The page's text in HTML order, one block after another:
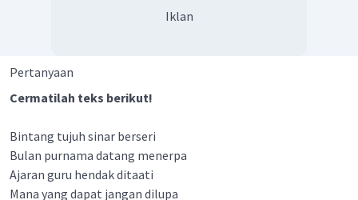
Iklan
Pertanyaan
Cermatilah teks berikut!
Bintang tujuh sinar berseri
Bulan purnama datang menerpa
Ajaran guru hendak ditaati
Mana yang dapat jangan dilupa